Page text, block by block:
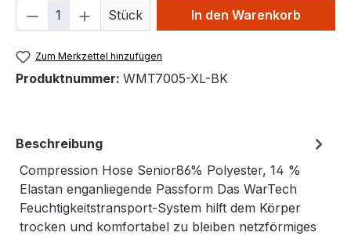
Produkt Anzahl: Gib den
Stück In den Warenkorb
Zum Merkzettel hinzufügen
Produktnummer: WMT7005-XL-BK
Beschreibung
Compression Hose Senior86% Polyester, 14 %
Elastan enganliegende Passform Das WarTech
Feuchtigkeitstransport-System hilft dem Körper
trocken und komfortabel zu bleiben netzförmiges